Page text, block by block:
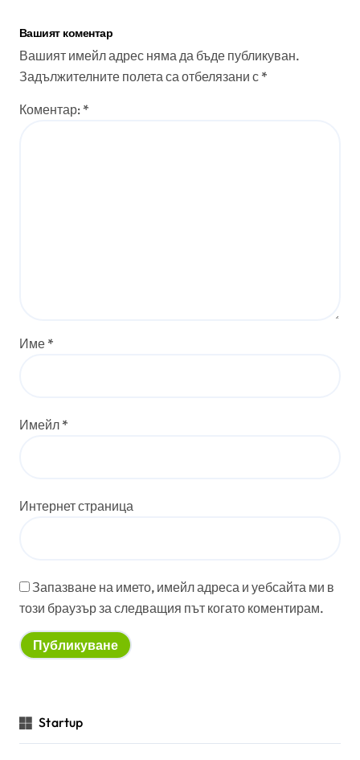
Вашият коментар
Вашият имейл адрес няма да бъде публикуван.
Задължителните полета са отбелязани с *
Коментар: *
Име *
Имейл *
Интернет страница
Запазване на името, имейл адреса и уебсайта ми в
този браузър за следващия път когато коментирам.
Startup